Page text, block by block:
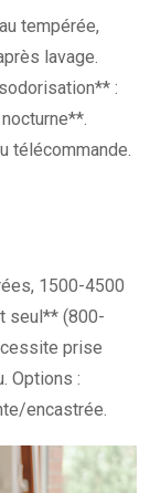
tempérée,
lavage.
:
télécommande.
1500-4500
seul** (800-
prise
Options :
encastrée.